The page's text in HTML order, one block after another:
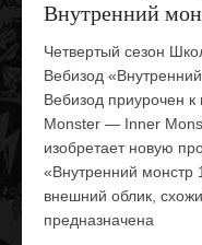
Внутренний
Четвертый сезон
Вебизод
Вебизод приурочен
Monster — Inner
изобретает новую
«Внутренний монстр
внешний облик,
предназначена